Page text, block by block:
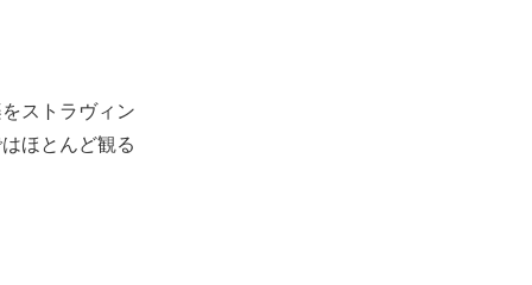
ストラヴィン
ほとんど観る